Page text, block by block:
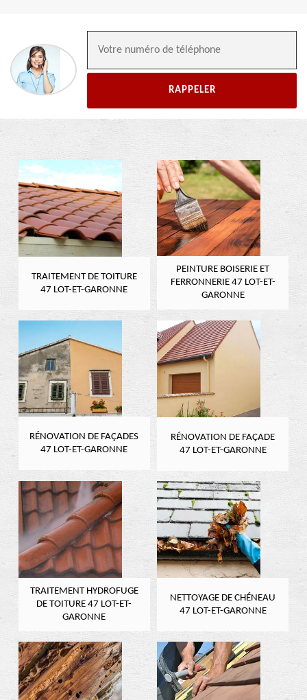
TRAITEMENT DE TOITURE
47 LOT-ET-GARONNE
PEINTURE BOISERIE ET
FERRONNERIE 47 LOT-ET-
GARONNE
RÉNOVATION DE FAÇADES
47 LOT-ET-GARONNE
RÉNOVATION DE FAÇADE
47 LOT-ET-GARONNE
TRAITEMENT HYDROFUGE
DE TOITURE 47 LOT-ET-
GARONNE
NETTOYAGE DE CHÉNEAU
47 LOT-ET-GARONNE